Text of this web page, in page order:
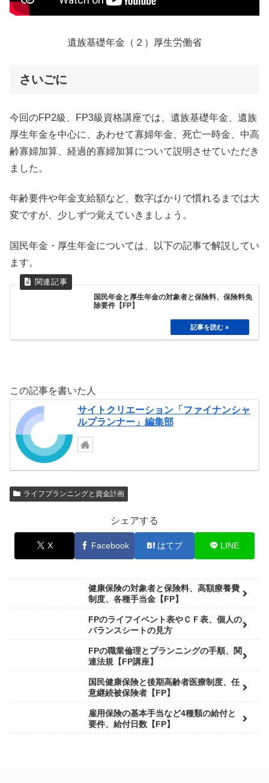
遺族基礎年金（２）厚生労働省
さいごに
今回のFP2級、FP3級資格講座では、遺族基礎年金、遺族
厚生年金を中心に、あわせて寡婦年金、死亡一時金、中高
齢寡婦加算、経過的寡婦加算について説明させていただき
ました。
年齢要件や年金支給額など、数字ばかりで慣れるまでは大
変ですが、少しずつ覚えていきましょう。
国民年金・厚生年金については、以下の記事で解説してい
ます。
国民年金と厚生年金の対象者と保険料、保険料免
除要件【FP】
この記事を書いた人
サイトクリエーション「ファイナンシャ
ルプランナー」編集部
ライフプランニングと資金計画
シェアする
X Facebook はてブ LINE
健康保険の対象者と保険料、高額療養費
制度、各種手当金【FP】
FPのライフイベント表やＣＦ表、個人の
バランスシートの見方
FPの職業倫理とプランニングの手順、関
連法規【FP講座】
国民健康保険と後期高齢者医療制度、任
意継続被保険者【FP】
雇用保険の基本手当など4種類の給付と
要件、給付日数【FP】